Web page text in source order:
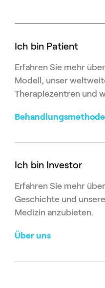
Ich bin Patient
Erfahren Sie mehr
Modell, unser
Therapiezentren und
Ich bin Investor
Erfahren Sie mehr
Geschichte und
Medizin anzubieten.
Über uns